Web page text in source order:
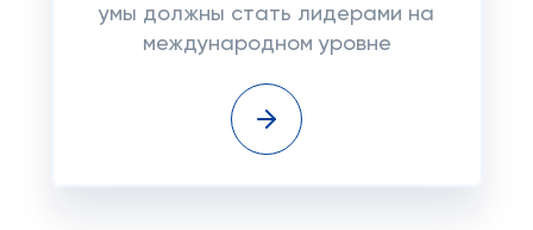
умы должны стать лидерами на
международном уровне